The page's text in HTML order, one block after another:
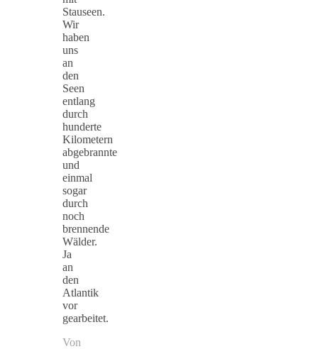
Stauseen.
Wir
haben
uns
an
den
Seen
entlang
durch
hunderte
Kilometern
abgebrannte
und
einmal
sogar
durch
noch
brennende
Wälder.
Ja
an
den
Atlantik
vor
gearbeitet.
Von